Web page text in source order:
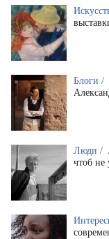
Блоги /
Люди /
чтоб не